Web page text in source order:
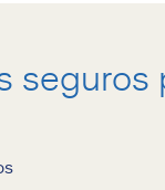
seguros